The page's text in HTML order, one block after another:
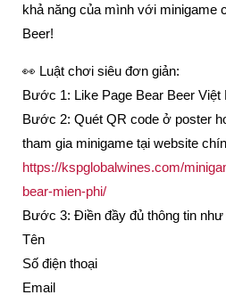
khả năng của mình với minigame
Beer!
👀 Luật chơi siêu đơn giản:
Bước 1: Like Page Bear Beer Việt
Bước 2: Quét QR code ở poster
tham gia minigame tại website
https://kspglobalwines.com/
bear-mien-phi/
Bước 3: Điền đầy đủ thông tin
Tên
Số điện thoại
Email